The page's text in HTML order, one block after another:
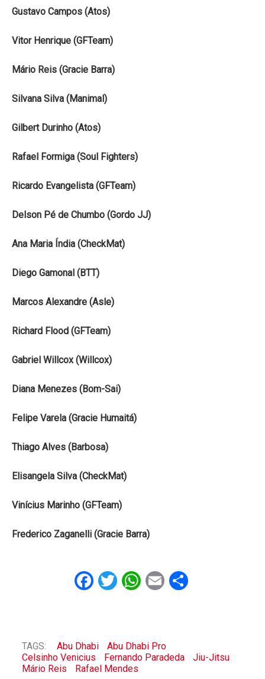
Gustavo Campos (Atos)
Vitor Henrique (GFTeam)
Mário Reis (Gracie Barra)
Silvana Silva (Manimal)
Gilbert Durinho (Atos)
Rafael Formiga (Soul Fighters)
Ricardo Evangelista (GFTeam)
Delson Pé de Chumbo (Gordo JJ)
Ana Maria Índia (CheckMat)
Diego Gamonal (BTT)
Marcos Alexandre (Asle)
Richard Flood (GFTeam)
Gabriel Willcox (Willcox)
Diana Menezes (Bom-Sai)
Felipe Varela (Gracie Humaitá)
Thiago Alves (Barbosa)
Elisangela Silva (CheckMat)
Vinícius Marinho (GFTeam)
Frederico Zaganelli (Gracie Barra)
Facebook
Twitter
WhatsApp
EmailShare
TAGS: Abu Dhabi
Abu Dhabi Pro
Celsinho Venicius
Fernando Paradeda
Jiu-Jitsu
Mário Reis
Rafael Mendes